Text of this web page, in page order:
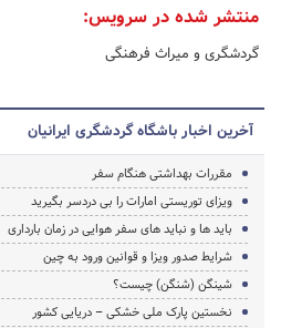
منتشر شده در سرویس:
گردشگری و میراث فرهنگی
آخرین اخبار باشگاه گردشگری ایرانیان
مقررات بهداشتی هنگام سفر
ویزای توریستی امارات را بی دردسر بگیرید
باید ها و نباید های سفر هوایی در زمان بارداری
شرایط صدور ویزا و قوانین ورود به چین
شینگن (شنگن) چیست؟
نخستین پارک ملی خشکی – دریایی کشور